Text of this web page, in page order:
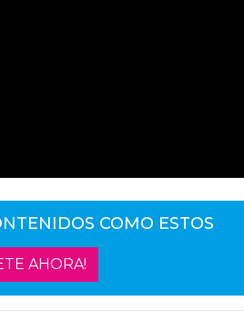
COMO ESTOS
AHORA!